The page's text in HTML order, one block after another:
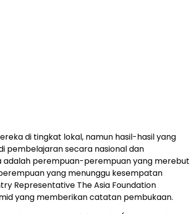
di tingkat lokal, namun hasil-hasil yang
pembelajaran secara nasional dan
adalah perempuan-perempuan yang merebut
yang menunggu kesempatan
Representative The Asia Foundation
yang memberikan catatan pembukaan.